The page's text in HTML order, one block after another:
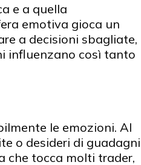
e a quella
emotiva gioca un
a decisioni sbagliate,
influenzano così tanto
le emozioni. Al
o desideri di guadagni
che tocca molti trader,